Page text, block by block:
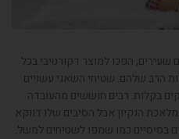
שעירים, הפכו למוצר דקורטיבי בכל
הרב שלהם. שטיחי השאגי עשויים
בקלות. רבים חוששים מהעובדה
הנקיון אבל הסיבים שלו דווקא
בסיסיים כמו שמפו לשטיחים למשל.